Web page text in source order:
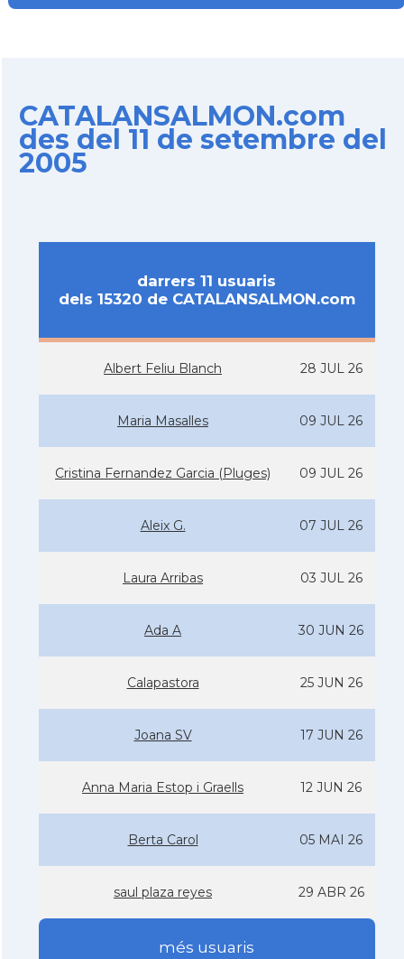
CATALANSALMON.com
des del 11 de setembre del
2005
darrers 11 usuaris
dels 15320 de CATALANSALMON.com
Albert Feliu Blanch 28 JUL 26
Maria Masalles 09 JUL 26
Cristina Fernandez Garcia (Pluges) 09 JUL 26
Aleix G. 07 JUL 26
Laura Arribas 03 JUL 26
Ada A 30 JUN 26
Calapastora 25 JUN 26
Joana SV 17 JUN 26
Anna Maria Estop i Graells 12 JUN 26
Berta Carol 05 MAI 26
saul plaza reyes 29 ABR 26
més usuaris